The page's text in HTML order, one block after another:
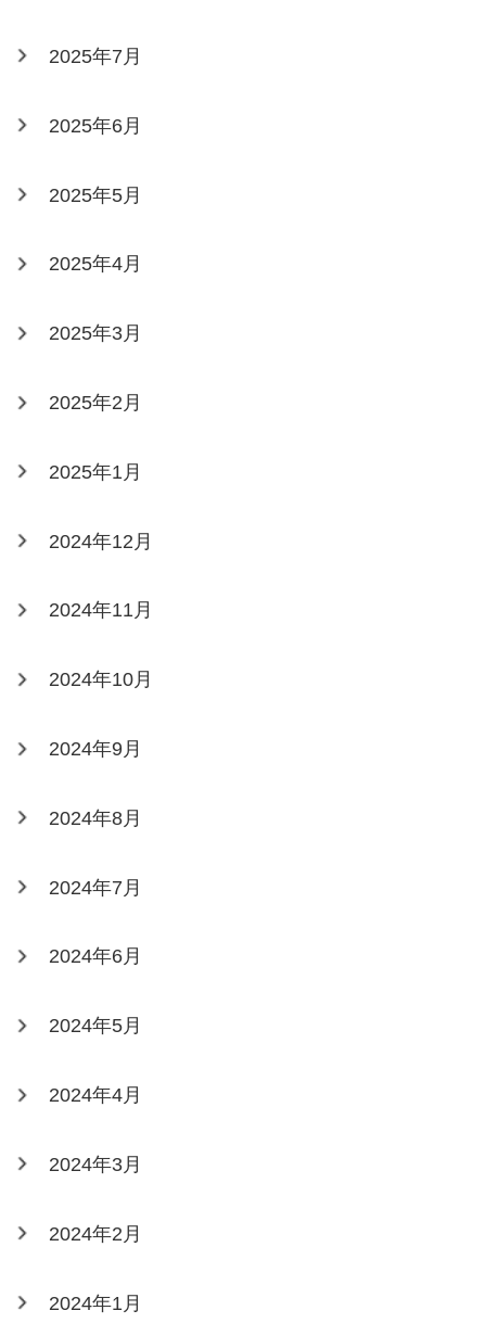
2025年7月
2025年6月
2025年5月
2025年4月
2025年3月
2025年2月
2025年1月
2024年12月
2024年11月
2024年10月
2024年9月
2024年8月
2024年7月
2024年6月
2024年5月
2024年4月
2024年3月
2024年2月
2024年1月